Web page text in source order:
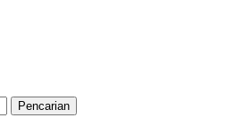
Pencarian